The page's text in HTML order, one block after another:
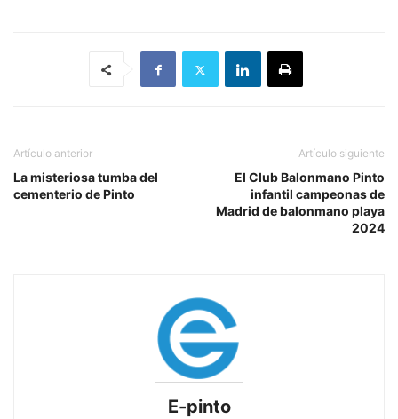
Artículo anterior
La misteriosa tumba del
cementerio de Pinto
Artículo siguiente
El Club Balonmano Pinto
infantil campeonas de
Madrid de balonmano playa
2024
E-pinto